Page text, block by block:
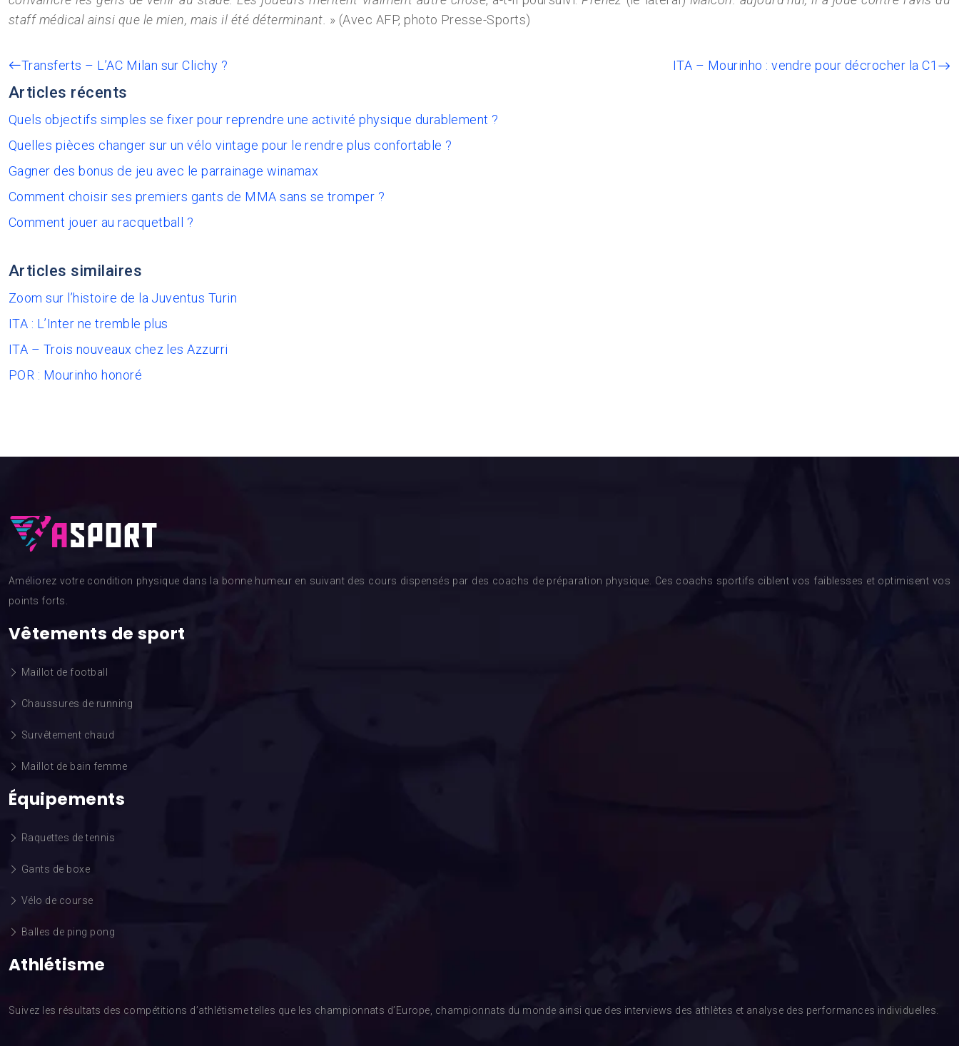
staff médical ainsi que le mien, mais il été déterminant. » (Avec AFP, photo Presse-Sports)
Transferts – L’AC Milan sur Clichy ? ITA – Mourinho : vendre pour décrocher la C1
Articles récents
Quels objectifs simples se fixer pour reprendre une activité physique durablement ?
Quelles pièces changer sur un vélo vintage pour le rendre plus confortable ?
Gagner des bonus de jeu avec le parrainage winamax
Comment choisir ses premiers gants de MMA sans se tromper ?
Comment jouer au racquetball ?
Articles similaires
Zoom sur l’histoire de la Juventus Turin
ITA : L’Inter ne tremble plus
ITA – Trois nouveaux chez les Azzurri
POR : Mourinho honoré
Améliorez votre condition physique dans la bonne humeur en suivant des cours dispensés par des coachs de préparation physique. Ces coachs sportifs ciblent vos faiblesses et optimisent vos
points forts.
Vêtements de sport
Maillot de football
Chaussures de running
Survêtement chaud
Maillot de bain femme
Équipements
Raquettes de tennis
Gants de boxe
Vélo de course
Balles de ping pong
Athlétisme
Suivez les résultats des compétitions d’athlétisme telles que les championnats d’Europe, championnats du monde ainsi que des interviews des athlètes et analyse des performances individuelles.